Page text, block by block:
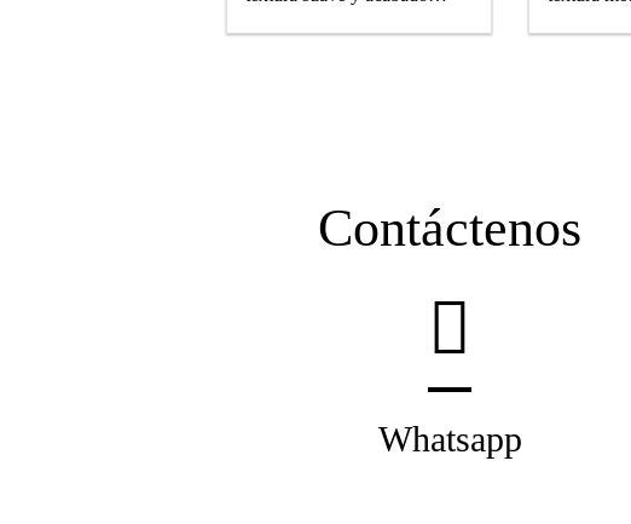
Contáctenos
Whatsapp